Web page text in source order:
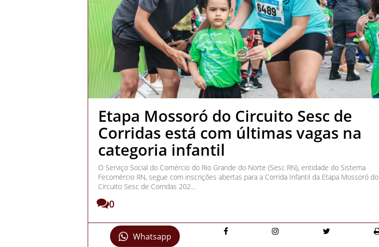
Etapa Mossoró do Circuito Sesc de
Corridas está com últimas vagas na
categoria infantil
O Serviço Social do Comércio do Rio Grande do Norte (Sesc RN), entidade do Sistema
Fecomércio RN, segue com inscrições abertas para a Corrida Infantil da Etapa Mossoró do
Circuito Sesc de Corridas 202...
0
Whatsapp